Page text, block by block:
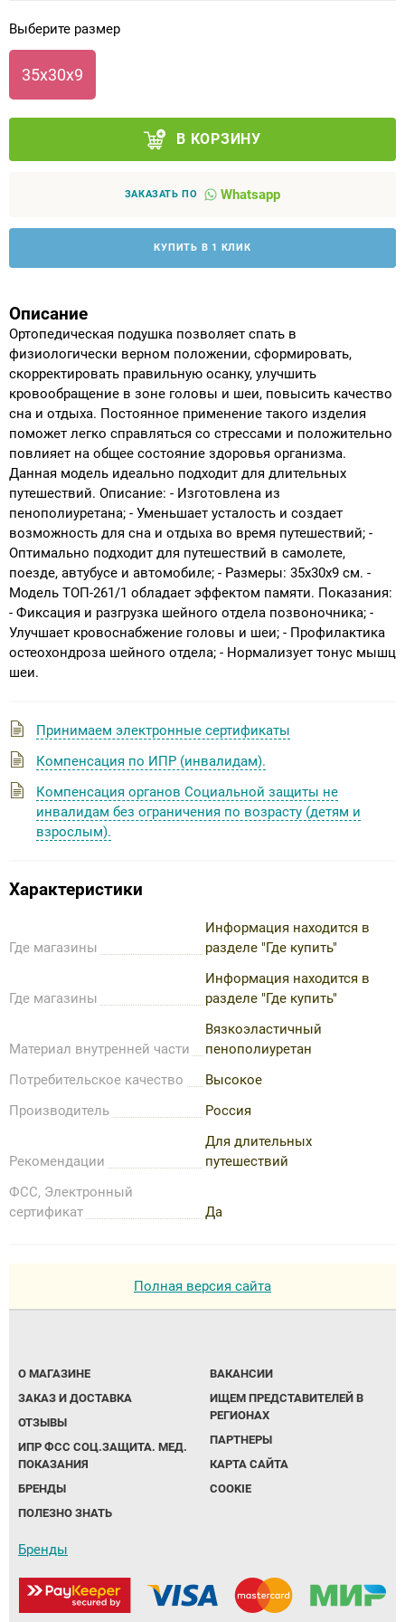
Выберите размер
35х30х9
В КОРЗИНУ
ЗАКАЗАТЬ ПО Whatsapp
КУПИТЬ В 1 КЛИК
Описание
Ортопедическая подушка позволяет спать в
физиологически верном положении, сформировать,
скорректировать правильную осанку, улучшить
кровообращение в зоне головы и шеи, повысить качество
сна и отдыха. Постоянное применение такого изделия
поможет легко справляться со стрессами и положительно
повлияет на общее состояние здоровья организма.
Данная модель идеально подходит для длительных
путешествий. Описание: - Изготовлена из
пенополиуретана; - Уменьшает усталость и создает
возможность для сна и отдыха во время путешествий; -
Оптимально подходит для путешествий в самолете,
поезде, автубусе и автомобиле; - Размеры: 35х30х9 см. -
Модель ТОП-261/1 обладает эффектом памяти. Показания:
- Фиксация и разгрузка шейного отдела позвоночника; -
Улучшает кровоснабжение головы и шеи; - Профилактика
остеохондроза шейного отдела; - Нормализует тонус мышц
шеи.
Принимаем электронные сертификаты
Компенсация по ИПР (инвалидам).
Компенсация органов Социальной защиты не
инвалидам без ограничения по возрасту (детям и
взрослым).
Характеристики
Где магазины
Информация находится в
разделе "Где купить"
Где магазины
Информация находится в
разделе "Где купить"
Материал внутренней части
Вязкоэластичный
пенополиуретан
Потребительское качество
Высокое
Производитель
Россия
Рекомендации
Для длительных
путешествий
ФСС, Электронный
сертификат
Да
Полная версия сайта
О МАГАЗИНЕ
ЗАКАЗ И ДОСТАВКА
ОТЗЫВЫ
ИПР ФСС СОЦ.ЗАЩИТА. МЕД.
ПОКАЗАНИЯ
БРЕНДЫ
ПОЛЕЗНО ЗНАТЬ
ВАКАНСИИ
ИЩЕМ ПРЕДСТАВИТЕЛЕЙ В
РЕГИОНАХ
ПАРТНЕРЫ
КАРТА САЙТА
COOKIE
Бренды
Аппараты на суставы
Санитарные приспособления для
инвалидов
Противопролежневые матрасы, подушки
ОПОРЫ, ВЕРТИКАЛИЗАТОРЫ, Оборудование
Индивидуальное изготовление